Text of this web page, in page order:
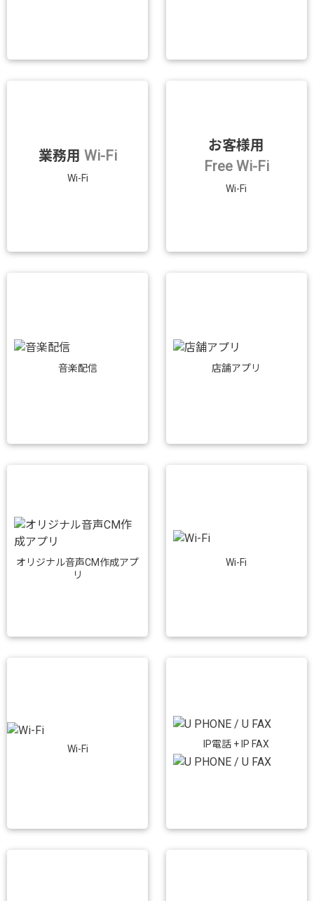
業務用 Wi-Fi
Wi-Fi
お客様用
Free Wi-Fi
Wi-Fi
音楽配信 店舗アプリ
オリジナル音声CM作成アプ
リ
Wi-Fi
Wi-Fi IP電話 + IP FAX